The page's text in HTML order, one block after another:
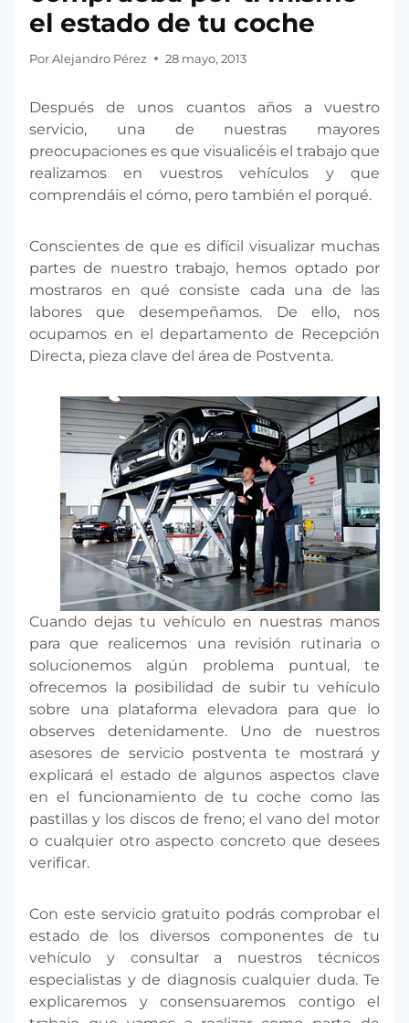
el estado de tu coche
Por Alejandro Pérez 28 mayo, 2013
Después de unos cuantos años a vuestro
servicio, una de nuestras mayores
preocupaciones es que visualicéis el trabajo que
realizamos en vuestros vehículos y que
comprendáis el cómo, pero también el porqué.
Conscientes de que es difícil visualizar muchas
partes de nuestro trabajo, hemos optado por
mostraros en qué consiste cada una de las
labores que desempeñamos. De ello, nos
ocupamos en el departamento de Recepción
Directa, pieza clave del área de Postventa.
Cuando dejas tu vehículo en nuestras manos
para que realicemos una revisión rutinaria o
solucionemos algún problema puntual, te
ofrecemos la posibilidad de subir tu vehículo
sobre una plataforma elevadora para que lo
observes detenidamente. Uno de nuestros
asesores de servicio postventa te mostrará y
explicará el estado de algunos aspectos clave
en el funcionamiento de tu coche como las
pastillas y los discos de freno; el vano del motor
o cualquier otro aspecto concreto que desees
verificar.
Con este servicio gratuito podrás comprobar el
estado de los diversos componentes de tu
vehículo y consultar a nuestros técnicos
especialistas y de diagnosis cualquier duda. Te
explicaremos y consensuaremos contigo el